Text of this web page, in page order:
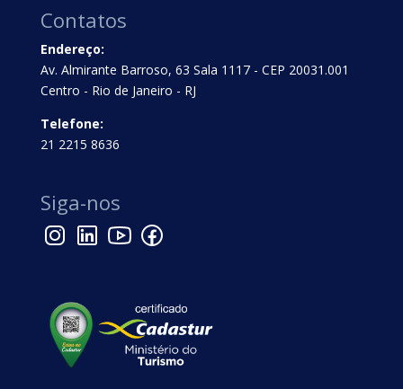
Contatos
Endereço:
Av. Almirante Barroso, 63 Sala 1117 - CEP 20031.001
Centro - Rio de Janeiro - RJ
Telefone:
21 2215 8636
Siga-nos